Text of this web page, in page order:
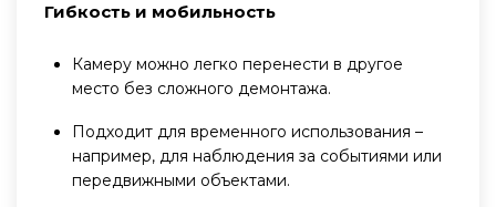
Гибкость и мобильность
Камеру можно легко перенести в другое
место без сложного демонтажа.
Подходит для временного использования –
например, для наблюдения за событиями или
передвижными объектами.